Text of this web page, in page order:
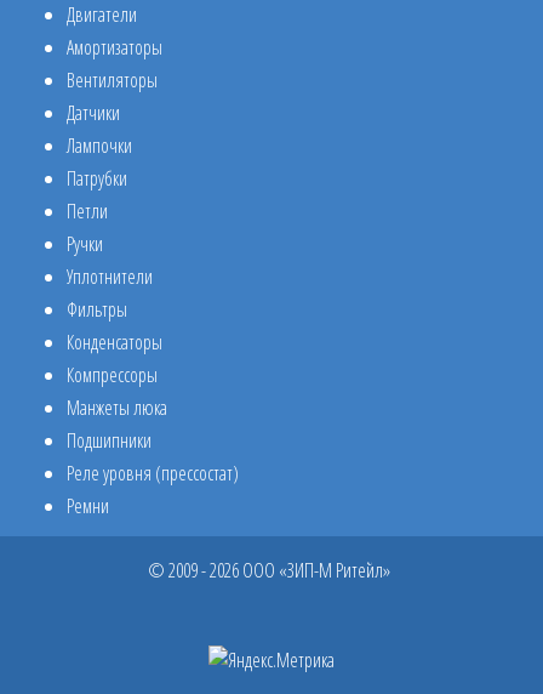
Двигатели
Амортизаторы
Вентиляторы
Датчики
Лампочки
Патрубки
Петли
Ручки
Уплотнители
Фильтры
Конденсаторы
Компрессоры
Манжеты люка
Подшипники
Реле уровня (прессостат)
Ремни
© 2009 - 2026 ООО «ЗИП-М Ритейл»